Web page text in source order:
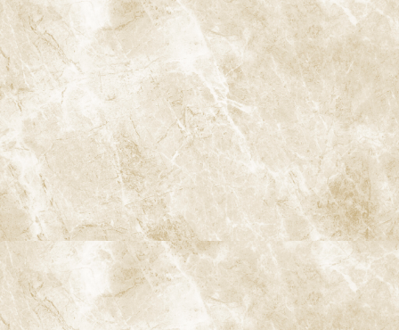
し、歯周病や虫歯を予防します。
6-2. フッ素塗布
フッ素は歯のエナメル質を強化し、虫歯予防に効果的です。歯科
医院でのフッ素塗布により、歯の再石灰化が促進され、虫歯の発
生を抑えることができます。
6-3. シーラント
シーラントは、奥歯の溝を樹脂で覆い、食べ物の詰まりを防ぎま
す。特に子どもに有効で、虫歯になりやすい奥歯を守るための予防